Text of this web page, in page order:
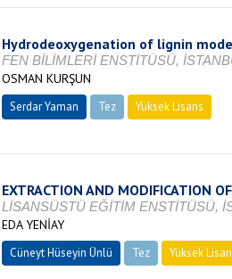
Hydrodeoxygenation of lignin
FEN BİLİMLERİ ENSTİTÜSÜ,
OSMAN KURŞUN
Serdar Yaman Tez Yüksek Lisans
EXTRACTION AND MODIFICATION
LİSANSÜSTÜ EĞİTİM ENSTİTÜSÜ,
EDA YENİAY
Cüneyt Hüseyin Ünlü Tez Yüksek